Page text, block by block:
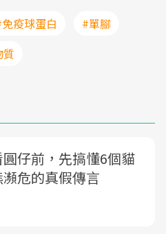
疫球蛋白
#單腳
仔前，先搞懂6個貓
瀕危的真假傳言